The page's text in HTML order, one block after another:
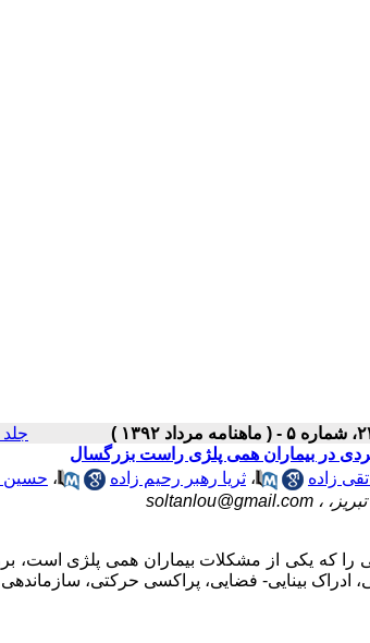
جلد ۲۴ شماره ۵ صفحات ۳۰۱-۲۹۵
در بیماران همی پلژی راست بزرگسال
زاده ، ثریا رهبر رحیم زاده ، حسین
، soltanlou@gmail.com
را که یکی از مشکلات بیماران همی پلژی است،
بینایی- فضایی، پراکسی حرکتی،